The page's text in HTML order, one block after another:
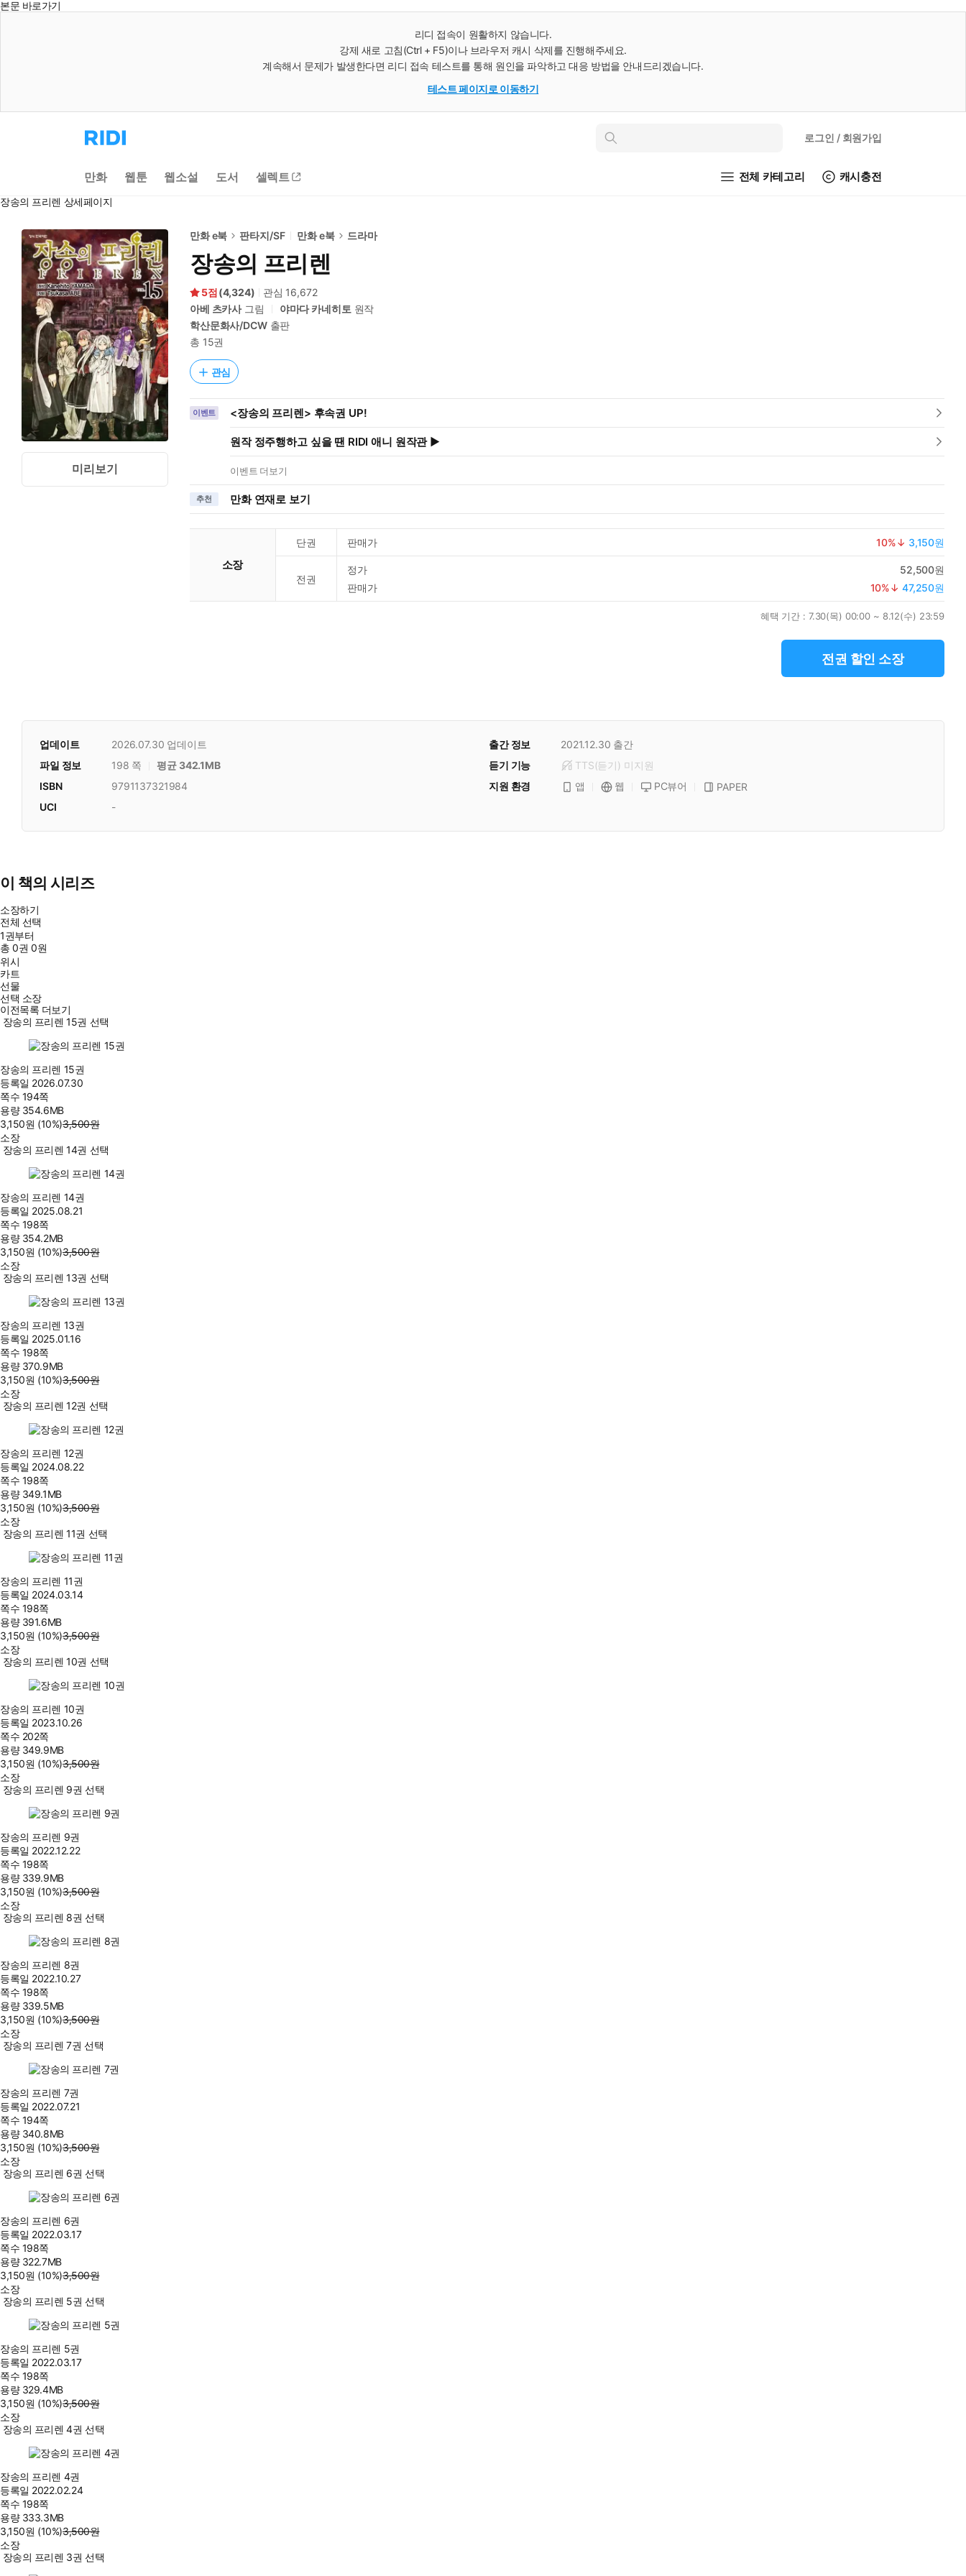
본문 바로가기
리디 접속이 원활하지 않습니다.
강제 새로 고침(Ctrl + F5)이나 브라우저 캐시 삭제를 진행해주세요.
계속해서 문제가 발생한다면 리디 접속 테스트를 통해 원인을 파악하고 대응 방법을 안내드리겠습니다.
테스트 페이지로 이동하기
리
디
으
로
동
인
로그인 / 회원가입
만화 웹툰 웹소설 도서 셀렉트 전체 카테고리 캐시충전
장송의 프리렌 상세페이지
미리보기
만화 e북 판타지/SF 만화 e북 드라마
장송의 프리렌
5 (4,324) 관심 16,672
아베 츠카사그림 야마다 카네히토 원작
학산문화사/DCW출판
총 15권
관심
이벤트 <장송의 프리렌> 후속권 UP!
원작 정주행하고 싶을 땐 RIDI 애니 원작관 ▶
이벤트 더보기
추천 만화 연재로 보기
소장
단권 판매가 10%↓ 3,150원
전권
정가
52,500원
판매가
10%↓ 47,250원
혜택 기간 : 7.30(목) 00:00 ~ 8.12(수) 23:59
전권 할인 소장
업데이트 2026.07.30 업데이트 출간 정보 2021.12.30 출간
듣기 기능
TTS(듣기) 미지원
파일 정보 198 쪽
평균 342.1MB
지원 환경
앱 웹 PC뷰어 PAPER
ISBN
9791137321984
UCI
-
이 책의 시리즈
소장하기
전체 선택
1권부터
총0권 0원
위시
카트
선물
선택 소장
이전목록 더보기
장송의 프리렌 15권 선택
장송의 프리렌 15권
등록일 2026.07.30
쪽수 194쪽
용량 354.6MB
3,150원 (10%)3,500원
소장
장송의 프리렌 14권 선택
장송의 프리렌 14권
등록일 2025.08.21
쪽수 198쪽
용량 354.2MB
3,150원 (10%)3,500원
소장
장송의 프리렌 13권 선택
장송의 프리렌 13권
등록일 2025.01.16
쪽수 198쪽
용량 370.9MB
3,150원 (10%)3,500원
소장
장송의 프리렌 12권 선택
장송의 프리렌 12권
등록일 2024.08.22
쪽수 198쪽
용량 349.1MB
3,150원 (10%)3,500원
소장
장송의 프리렌 11권 선택
장송의 프리렌 11권
등록일 2024.03.14
쪽수 198쪽
용량 391.6MB
3,150원 (10%)3,500원
소장
장송의 프리렌 10권 선택
장송의 프리렌 10권
등록일 2023.10.26
쪽수 202쪽
용량 349.9MB
3,150원 (10%)3,500원
소장
장송의 프리렌 9권 선택
장송의 프리렌 9권
등록일 2022.12.22
쪽수 198쪽
용량 339.9MB
3,150원 (10%)3,500원
소장
장송의 프리렌 8권 선택
장송의 프리렌 8권
등록일 2022.10.27
쪽수 198쪽
용량 339.5MB
3,150원 (10%)3,500원
소장
장송의 프리렌 7권 선택
장송의 프리렌 7권
등록일 2022.07.21
쪽수 194쪽
용량 340.8MB
3,150원 (10%)3,500원
소장
장송의 프리렌 6권 선택
장송의 프리렌 6권
등록일 2022.03.17
쪽수 198쪽
용량 322.7MB
3,150원 (10%)3,500원
소장
장송의 프리렌 5권 선택
장송의 프리렌 5권
등록일 2022.03.17
쪽수 198쪽
용량 329.4MB
3,150원 (10%)3,500원
소장
장송의 프리렌 4권 선택
장송의 프리렌 4권
등록일 2022.02.24
쪽수 198쪽
용량 333.3MB
3,150원 (10%)3,500원
소장
장송의 프리렌 3권 선택